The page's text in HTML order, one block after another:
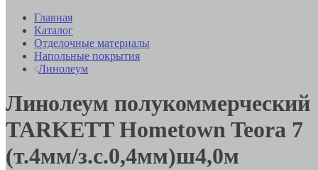
Главная
Каталог
Отделочные материалы
Напольные покрытия
Линолеум
Линолеум полукоммерческий
TARKETT Hometown Teora 7
(т.4мм/з.с.0,4мм)ш4,0м